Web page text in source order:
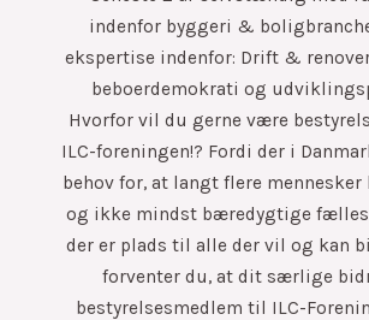
indenfor byggeri &
ekspertise indenfor: Drift &
beboerdemokrati og
Hvorfor vil du gerne være
ILC-foreningen!? Fordi der i
behov for, at langt flere mennesker
og ikke mindst bæredygtige
der er plads til alle der vil og kan
forventer du, at dit særlige
bestyrelsesmedlem til ILC-